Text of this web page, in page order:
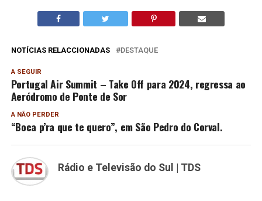
NOTÍCIAS RELACCIONADAS DESTAQUE
A SEGUIR
Portugal Air Summit – Take Off para 2024, regressa ao
Aeródromo de Ponte de Sor
A NÃO PERDER
“Boca p’ra que te quero”, em São Pedro do Corval.
Rádio e Televisão do Sul | TDS